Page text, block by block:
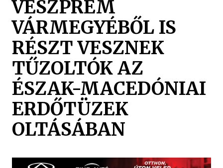
VESZPRÉM
VÁRMEGYÉBŐL IS
RÉSZT VESZNEK
TŰZOLTÓK AZ
ÉSZAK-MACEDÓNIAI
ERDŐTÜZEK
OLTÁSÁBAN